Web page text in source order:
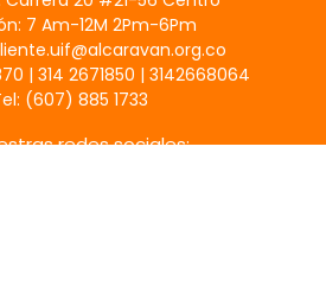
7 Am-12M 2Pm-6Pm
| 314 2671850 | 3142668064
(607) 885 1733
redes sociales: